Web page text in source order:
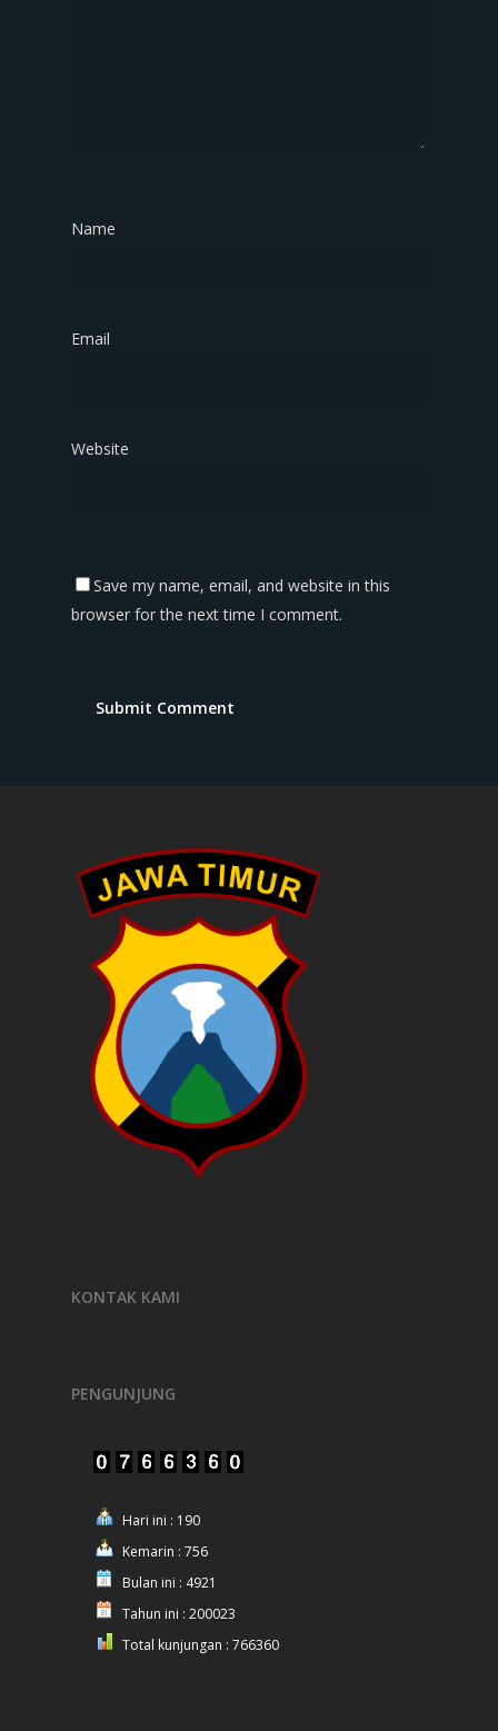
Name
Email
Website
Save my name, email, and website in this
browser for the next time I comment.
KONTAK KAMI
PENGUNJUNG
Hari ini : 190
Kemarin : 756
Bulan ini : 4921
Tahun ini : 200023
Total kunjungan : 766360